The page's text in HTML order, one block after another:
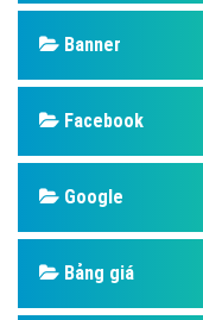
Banner
Facebook
Google
Bảng giá